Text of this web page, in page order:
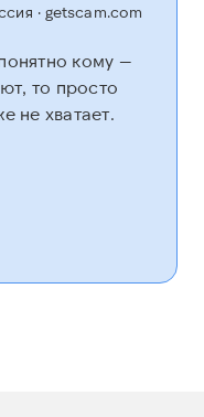
· getscam.com
кому —
то просто
не хватает.